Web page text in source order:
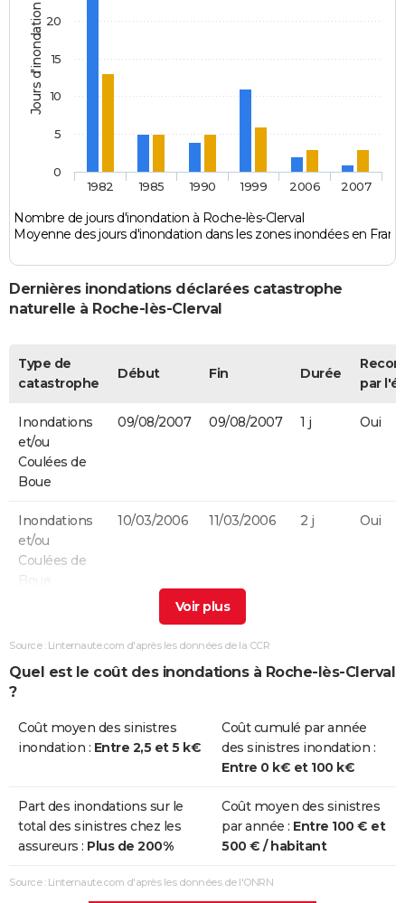
Jours d'inondation
Nombre de jours d'inondation à Roche-lès-Clerval
Moyenne des jours d'inondation dans les zones inondées en
1982 1985 1990 1999 2006 2007
0
5
10
15
20
Dernières inondations déclarées catastrophe
naturelle à Roche-lès-Clerval
Type de
catastrophe
Début Fin Durée
par
Inondations
et/ou
Coulées de
Boue
09/08/2007 09/08/2007 1 j Oui
Inondations
et/ou
Coulées de
Boue
10/03/2006 11/03/2006 2 j Oui
et/ou
Boue
25/12/1999 29/12/1999
et/ou
Coulées de
Inondations
et/ou
Coulées de
Boue
14/02/1990 17/02/1990 4 j Oui
Source : Linternaute.com d'après les données de la CCR
Quel est le coût des inondations à Roche-lès-Clerval
?
Coût moyen des sinistres
inondation : Entre 2,5 et 5 k€
Coût cumulé par année
des sinistres inondation :
Entre 0 k€ et 100 k€
Part des inondations sur le
total des sinistres chez les
assureurs : Plus de 200%
Coût moyen des sinistres
par année : Entre 100 € et
500 € / habitant
Source : Linternaute.com d'après les données de l'ONRN